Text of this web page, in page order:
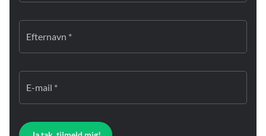
Efternavn *
E-mail *